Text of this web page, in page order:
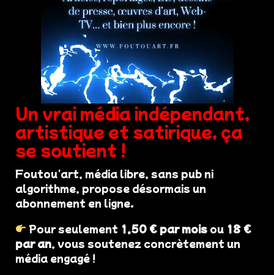
Un vrai média indépendant,
artistique et satirique, ça
se soutient !
Foutou'art, média libre, sans pub ni
algorithme, propose désormais un
abonnement en ligne.
Pour seulement 1,50 € par mois ou 18 €
par an, vous soutenez concrètement un
média engagé !